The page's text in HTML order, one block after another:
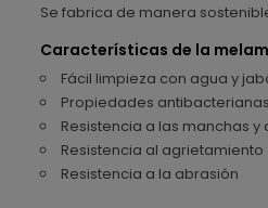
Se fabrica de manera
Características de la
Fácil limpieza con agua y
Propiedades antibacterianas
Resistencia a las manchas y
Resistencia al agrietamiento
Resistencia a la abrasión